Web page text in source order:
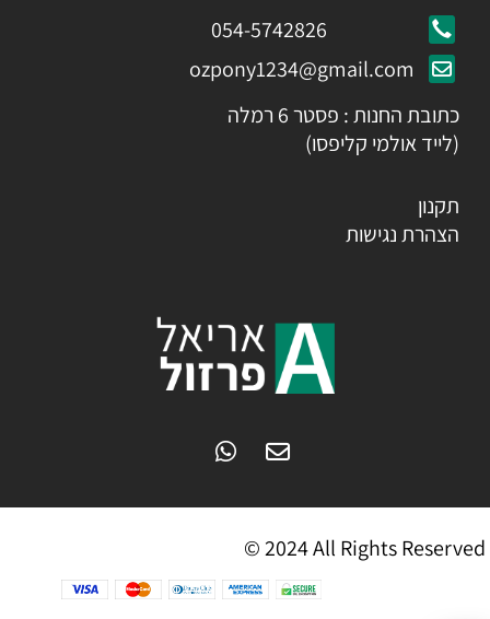
054-5742826
ozpony1234@gmail.com
כתובת החנות : פסטר 6 רמלה
(לייד אולמי קליפסו)
תקנון
הצהרת נגישות
© 2024 All Rights Reserved